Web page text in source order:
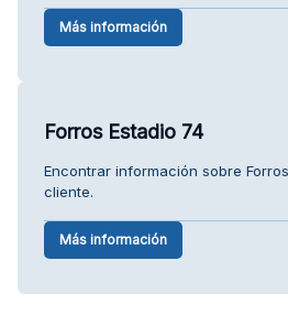
Más información
Forros Estadio 74
Encontrar información sobre
cliente.
Más información